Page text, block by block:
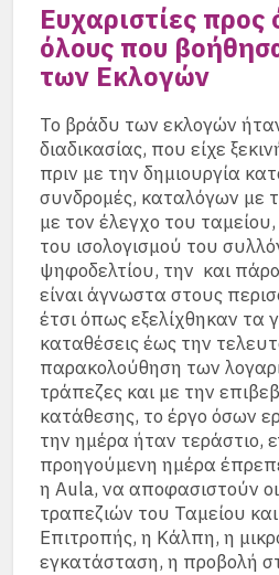
Ευχαριστίες προς
όλους που
των Εκλογών
Το βράδυ των εκλογών
διαδικασίας, που είχε
πριν με την δημιουργία
συνδρομές, καταλόγων με
με τον έλεγχο του
του ισολογισμού του
ψηφοδελτίου, την και
είναι άγνωστα στους
έτσι όπως εξελίχθηκαν τα
καταθέσεις έως την
παρακολούθηση των
τράπεζες και με την
κατάθεσης, το έργο όσων
την ημέρα ήταν τεράστιο,
προηγούμενη ημέρα
η Aula, να αποφασιστούν
τραπεζιών του Ταμείου
Επιτροπής, η Κάλπη, η
εγκατάσταση, η προβολή